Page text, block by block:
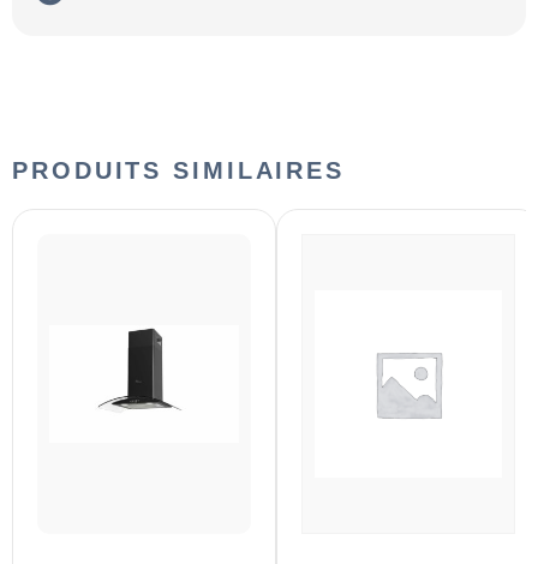
PRODUITS SIMILAIRES